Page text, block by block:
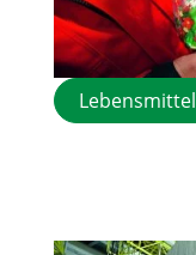
Lebensmittel